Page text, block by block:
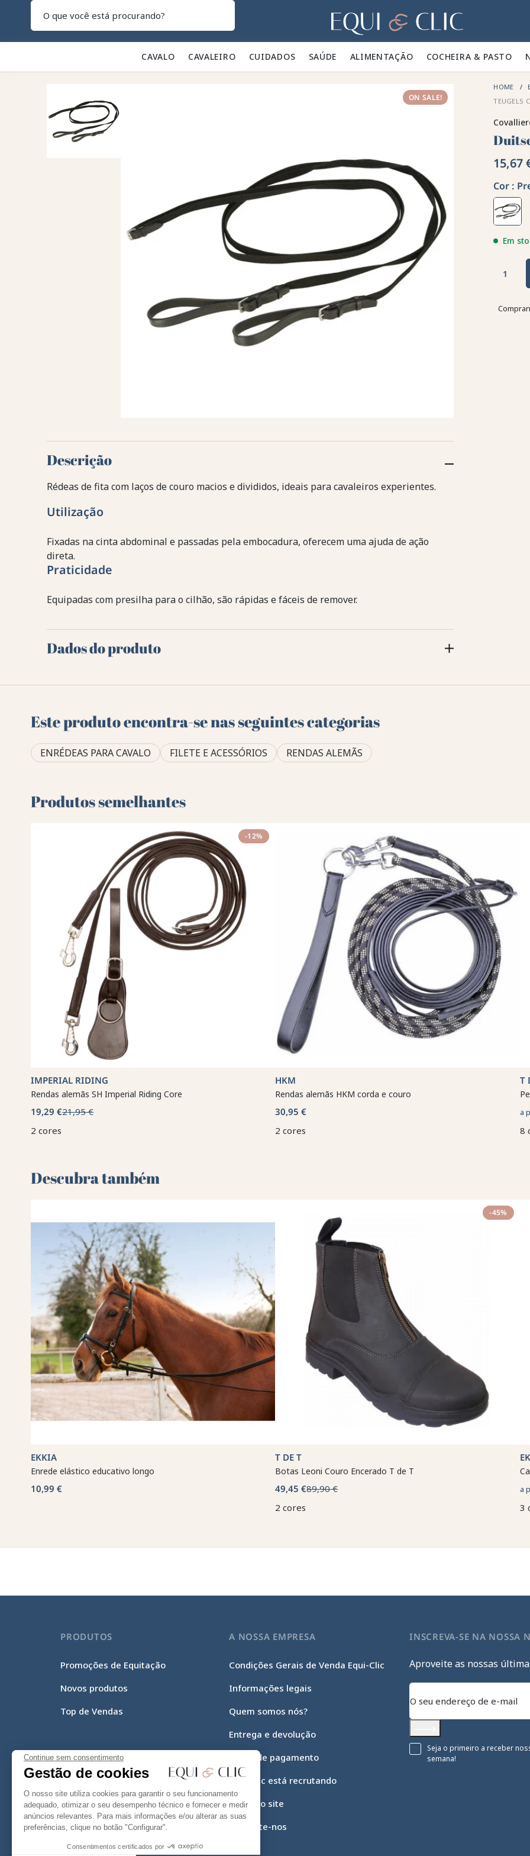
Continue sem consentimento
Gestão de cookies
O nosso site utiliza cookies para garantir o seu funcionamento
adequado, otimizar o seu desempenho técnico e fornecer e medir
anúncios relevantes. Para mais informações e/ou alterar as suas
preferências, clique no botão "Configurar".
Consentimentos certificados por
Lar
CAVALO 🐎 CAVALEIRO 👕 CUIDADOS 🪮 SAÚDE ✨ ALIMENTAÇÃO 🥕 COCHEIRA & PASTO 🍃
ON SALE!
HOME
TEUGELS
15,67
Cor :
Em
Descrição
Rédeas de fita com laços de couro macios e divididos, ideais para cavaleiros experientes.
Utilização
Fixadas na cinta abdominal e passadas pela embocadura, oferecem uma ajuda de ação
direta.
Praticidade
Equipadas com presilha para o cilhão, são rápidas e fáceis de remover.
Dados do produto
Este produto encontra-se nas seguintes categorias
ENRÉDEAS PARA CAVALO FILETE E ACESSÓRIOS RENDAS ALEMÃS
Produtos semelhantes
-12%
IMPERIAL RIDING
Rendas alemãs SH Imperial Riding Core
19,29 €21,95 €
2 cores
HKM
Rendas alemãs HKM corda e couro
30,95 €
2 cores
T
a
8
Descubra também 🌻
EKKIA
Enrede elástico educativo longo
10,99 €
-45%
T DE T
Botas Leoni Couro Encerado T de T
49,45 €89,90 €
2 cores
a
3
PRODUTOS
Promoções de Equitação
Novos produtos
Top de Vendas
A NOSSA EMPRESA
Condições Gerais de Venda Equi-Clic
Informações legais
Quem somos nós?
Entrega e devolução
Meios de pagamento
Equi-Clic está recrutando
Mapa do site
Contacte-nos
INSCREVA-SE NA NOSSA
Aproveite as nossas
Subscrever
Seja o primeiro a receber
semana!